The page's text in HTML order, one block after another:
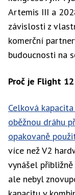
Artemis III a
závislosti z
komerční
budoucnosti na
Proč je Flight
Celková
oběžnou dráhu
opakovaně
více než V2
vynášel
ale nebyl